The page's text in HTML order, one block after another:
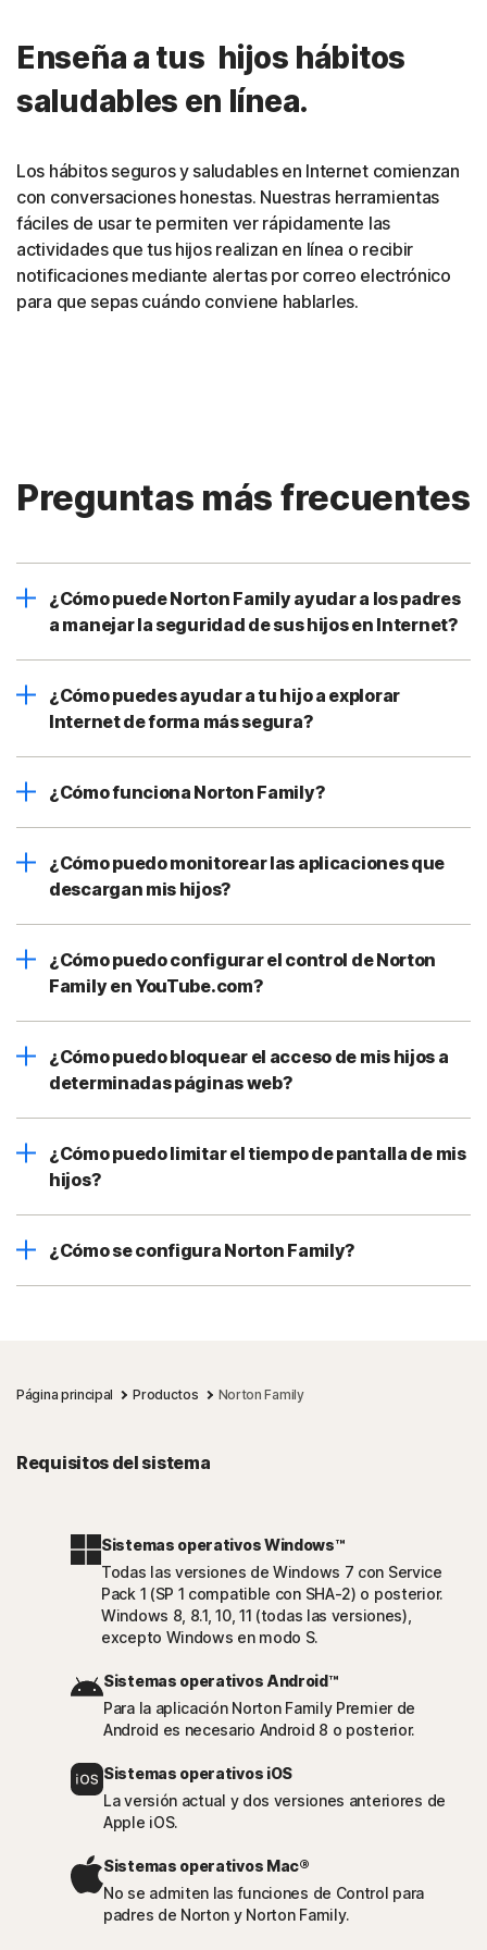
Enseña a tus hijos hábitos
saludables en línea.
Los hábitos seguros y saludables en Internet comienzan
con conversaciones honestas. Nuestras herramientas
fáciles de usar te permiten ver rápidamente las
actividades que tus hijos realizan en línea o recibir
notificaciones mediante alertas por correo electrónico
para que sepas cuándo conviene hablarles.
Preguntas más frecuentes
¿Cómo puede Norton Family ayudar a los padres
a manejar la seguridad de sus hijos en Internet?
¿Cómo puedes ayudar a tu hijo a explorar
Internet de forma más segura?
¿Cómo funciona Norton Family?
¿Cómo puedo monitorear las aplicaciones que
descargan mis hijos?
¿Cómo puedo configurar el control de Norton
Family en YouTube.com?
¿Cómo puedo bloquear el acceso de mis hijos a
determinadas páginas web?
¿Cómo puedo limitar el tiempo de pantalla de mis
hijos?
¿Cómo se configura Norton Family?
Página principal Productos Norton Family
Requisitos del sistema
Sistemas operativos Windows™
Todas las versiones de Windows 7 con Service
Pack 1 (SP 1 compatible con SHA-2) o posterior.
Windows 8, 8.1, 10, 11 (todas las versiones),
excepto Windows en modo S.
Sistemas operativos Android™
Para la aplicación Norton Family Premier de
Android es necesario Android 8 o posterior.
Sistemas operativos iOS
La versión actual y dos versiones anteriores de
Apple iOS.
Sistemas operativos Mac®
No se admiten las funciones de Control para
padres de Norton y Norton Family.